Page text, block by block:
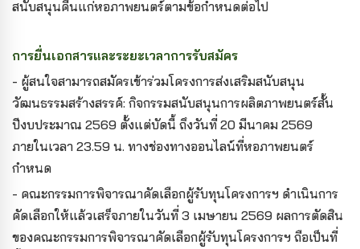
สนับสนุนคืนแก่หอภาพยนตร์ตามข้อกำหนดต่อไป
การยื่นเอกสารและระยะเวลาการรับสมัคร
- ผู้สนใจสามารถสมัครเข้าร่วมโครงการส่งเสริมสนับสนุน
วัฒนธรรมสร้างสรรค์: กิจกรรมสนับสนุนการผลิตภาพยนตร์สั้น
ปีงบประมาณ 2569 ตั้งแต่บัดนี้ ถึงวันที่ 20 มีนาคม 2569
ภายในเวลา 23.59 น. ทางช่องทางออนไลน์ที่หอภาพยนตร์
กำหนด
- คณะกรรมการพิจารณาคัดเลือกผู้รับทุนโครงการฯ ดำเนินการ
คัดเลือกให้แล้วเสร็จภายในวันที่ 3 เมษายน 2569 ผลการตัดสิน
ของคณะกรรมการพิจารณาคัดเลือกผู้รับทุนโครงการฯ ถือเป็นที่